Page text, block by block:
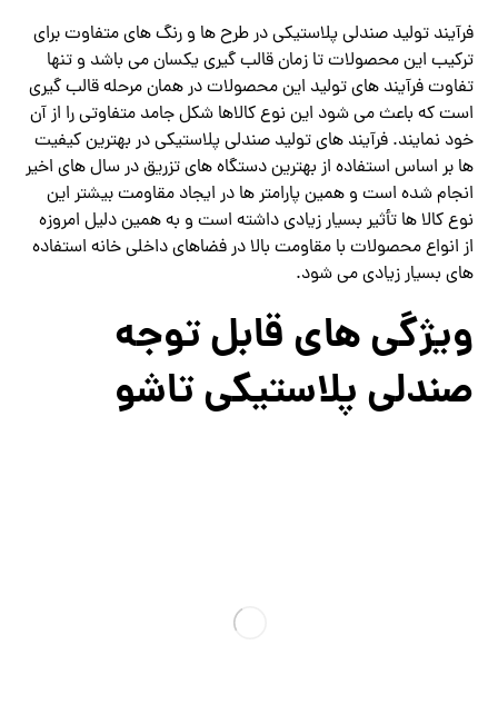
فرآیند تولید صندلی پلاستیکی در طرح ها و رنگ های متفاوت برای
ترکیب این محصولات تا زمان قالب گیری یکسان می باشد و تنها
تفاوت فرآیند های تولید این محصولات در همان مرحله قالب گیری
است که باعث می‌ شود این نوع کالاها شکل جامد متفاوتی را از آن
خود نمایند. فرآیند های تولید صندلی پلاستیکی در بهترین کیفیت
ها بر اساس استفاده از بهترین دستگاه های تزریق در سال‌ های اخیر
انجام شده است و همین پارامتر ها در ایجاد مقاومت بیشتر این
نوع کالا ها تأثیر بسیار زیادی داشته است و به همین دلیل امروزه
از انواع محصولات با مقاومت بالا در فضاهای داخلی خانه استفاده
های بسیار زیادی می شود.
ویژگی های قابل توجه
صندلی پلاستیکی تاشو